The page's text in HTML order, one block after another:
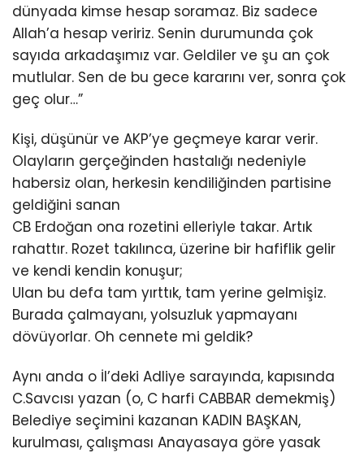
dünyada kimse hesap soramaz. Biz sadece
Allah’a hesap veririz. Senin durumunda çok
sayıda arkadaşımız var. Geldiler ve şu an çok
mutlular. Sen de bu gece kararını ver, sonra çok
geç olur…”
Kişi, düşünür ve AKP’ye geçmeye karar verir.
Olayların gerçeğinden hastalığı nedeniyle
habersiz olan, herkesin kendiliğinden partisine
geldiğini sanan
CB Erdoğan ona rozetini elleriyle takar. Artık
rahattır. Rozet takılınca, üzerine bir hafiflik gelir
ve kendi kendin konuşur;
Ulan bu defa tam yırttık, tam yerine gelmişiz.
Burada çalmayanı, yolsuzluk yapmayanı
dövüyorlar. Oh cennete mi geldik?
Aynı anda o İl’deki Adliye sarayında, kapısında
C.Savcısı yazan (o, C harfi CABBAR demekmiş)
Belediye seçimini kazanan KADIN BAŞKAN,
kurulması, çalışması Anayasaya göre yasak